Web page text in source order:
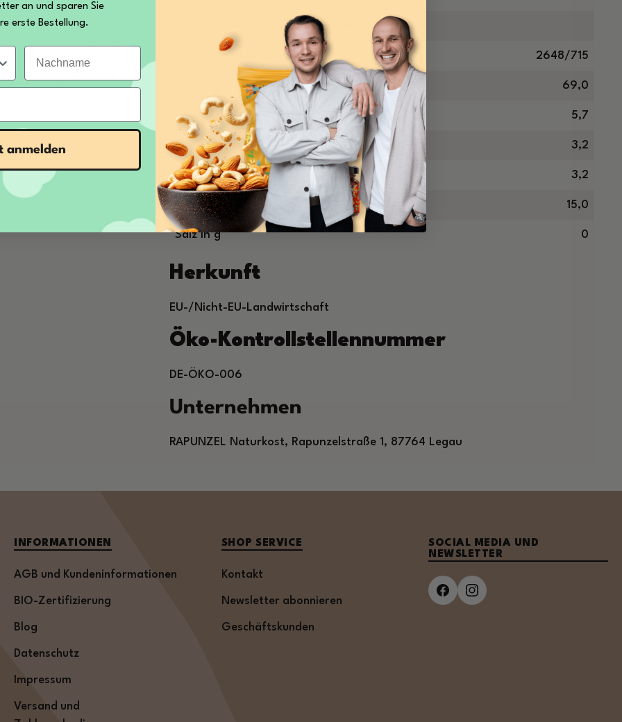
nicht kann!
Kein Grund zur
cremig. Es sollte kühl
Durchschnittliche Nährwerte pro 100g
2648/715
69,0
davon gesättigte Fettsäuren in g 5,7
Kohlenhydrate in g 3,2
davon Zucker in g 3,2
Eiweiß in g 15,0
Salz in g 0
Herkunft
EU-/Nicht-EU-Landwirtschaft
Öko-Kontrollstellennummer
DE-ÖKO-006
Unternehmen
RAPUNZEL Naturkost, Rapunzelstraße 1, 87764 Legau
INFORMATIONEN
AGB und Kundeninformationen
BIO-Zertifizierung
Blog
Datenschutz
Impressum
Versand und
SHOP SERVICE
Kontakt
Newsletter abonnieren
Geschäftskunden
SOCIAL MEDIA UND
NEWSLETTER
an und sparen Sie
erste Bestellung.
Nachname
anmelden